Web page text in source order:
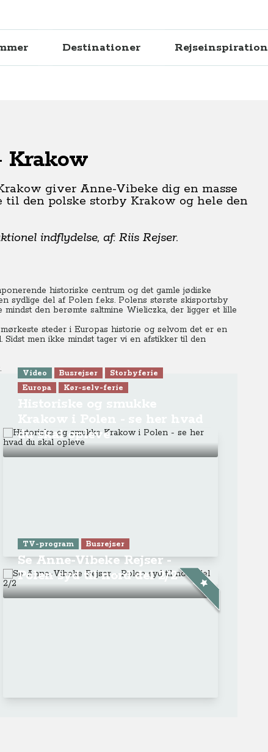
Destinationer Rejseinspiration
Krakow
giver Anne-Vibeke dig en masse
den polske storby Krakow og hele den
indflydelse, af: Riis Rejser.
historiske centrum og det gamle jødiske
sydlige del af Polen f.eks. Polens største skisportsby
den berømte saltmine Wieliczka, der ligger et lille
steder i Europas historie og selvom det er en
men ikke mindst tager vi en afstikker til den
Video Busrejser
Storbyferie
Europa
Kør-selv-ferie
du skal opleve
TV-program Busrejser
Se Anne-Vibeke Rejser -
Polen syd til nord del 2/2